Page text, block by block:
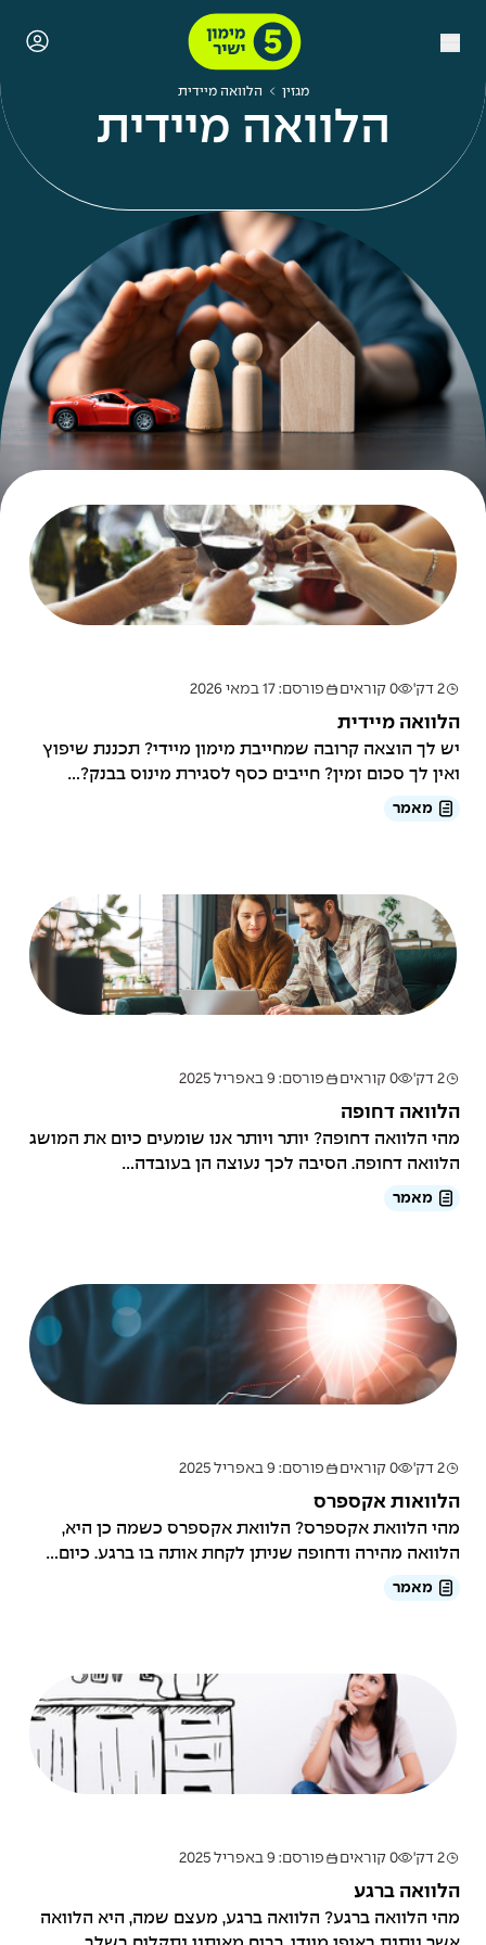
מגזין הלוואה מיידית
הלוואה מיידית
2 דק' 0 קוראים פורסם: 17 במאי 2026
הלוואה מיידית
יש לך הוצאה קרובה שמחייבת מימון מיידי? תכננת שיפוץ
ואין לך סכום זמין? חייבים כסף לסגירת מינוס בבנק?...
מאמר
2 דק' 0 קוראים פורסם: 9 באפריל 2025
הלוואה דחופה
מהי הלוואה דחופה? יותר ויותר אנו שומעים כיום את המושג
הלוואה דחופה. הסיבה לכך נעוצה הן בעובדה...
מאמר
2 דק' 0 קוראים פורסם: 9 באפריל 2025
הלוואות אקספרס
מהי הלוואת אקספרס? הלוואת אקספרס כשמה כן היא,
הלוואה מהירה ודחופה שניתן לקחת אותה בו ברגע. כיום...
מאמר
2 דק' 0 קוראים פורסם: 9 באפריל 2025
הלוואה ברגע
מהי הלוואה ברגע? הלוואה ברגע, מעצם שמה, היא הלוואה